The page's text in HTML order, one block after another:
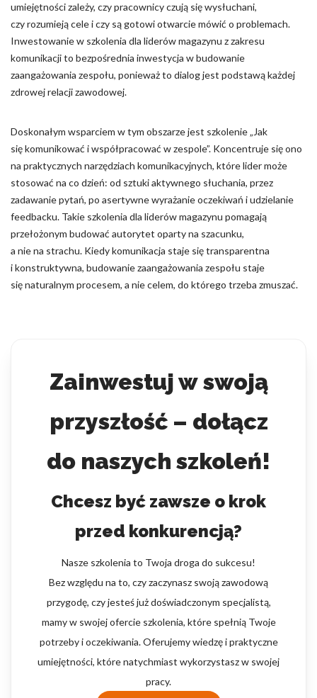
umiejętności zależy, czy pracownicy czują się wysłuchani,
czy rozumieją cele i czy są gotowi otwarcie mówić o problemach.
Inwestowanie w szkolenia dla liderów magazynu z zakresu
komunikacji to bezpośrednia inwestycja w budowanie
zaangażowania zespołu, ponieważ to dialog jest podstawą każdej
zdrowej relacji zawodowej.
Doskonałym wsparciem w tym obszarze jest szkolenie „Jak
się komunikować i współpracować w zespole”. Koncentruje się ono
na praktycznych narzędziach komunikacyjnych, które lider może
stosować na co dzień: od sztuki aktywnego słuchania, przez
zadawanie pytań, po asertywne wyrażanie oczekiwań i udzielanie
feedbacku. Takie szkolenia dla liderów magazynu pomagają
przełożonym budować autorytet oparty na szacunku,
a nie na strachu. Kiedy komunikacja staje się transparentna
i konstruktywna, budowanie zaangażowania zespołu staje
się naturalnym procesem, a nie celem, do którego trzeba zmuszać.
Zainwestuj w swoją
przyszłość – dołącz
do naszych szkoleń!
Chcesz być zawsze o krok
przed konkurencją?
Nasze szkolenia to Twoja droga do sukcesu!
Bez względu na to, czy zaczynasz swoją zawodową
przygodę, czy jesteś już doświadczonym specjalistą,
mamy w swojej ofercie szkolenia, które spełnią Twoje
potrzeby i oczekiwania. Oferujemy wiedzę i praktyczne
umiejętności, które natychmiast wykorzystasz w swojej
pracy.